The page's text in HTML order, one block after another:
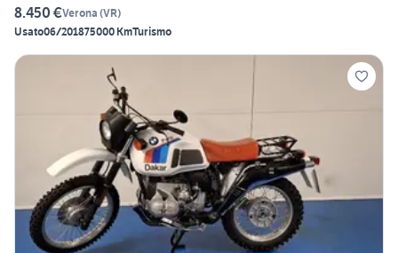
8.450 €Verona (VR)
Usato06/201875000 KmTurismo